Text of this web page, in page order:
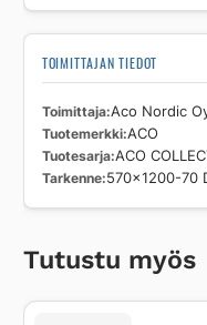
TOIMITTAJAN TIEDOT
Toimittaja Aco Nordic
Tuotemerkki ACO
Tuotesarja ACO
Tarkenne 570x1200-70
Tutustu myös